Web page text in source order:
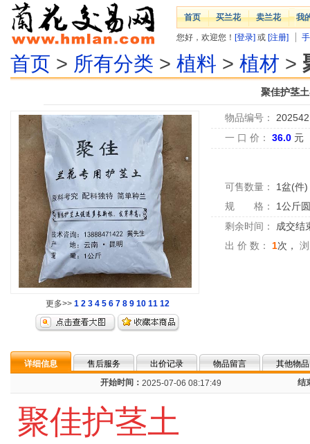
首页 买兰花 卖兰花 我
您好，欢迎您！ [登录] 或 [注册]
首页 > 所有分类 > 植料 > 植材 >
聚佳护茎
更多>> 1 2 3 4 5 6 7 8 9 10 11 12
物品编号：
一 口 价：
36.0 元
可售数量： 1盆(件)
规 格：
1公斤
剩余时间：
成交结
出 价 数：
1次，
详细信息 售后服务 出价记录 物品留言
其他物品
开始时间： 2025-07-06 08:17:49 结
聚佳护茎土